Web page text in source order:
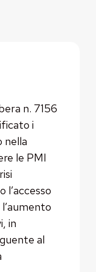
n. 7156
i
nella
le PMI
l’accesso
in
al